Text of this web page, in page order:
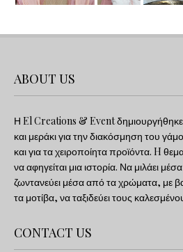
ABOUT US
Η El Creations & Event
και μεράκι για την διακόσμηση του
και για τα χειροποίητα προϊόντα. H
να αφηγείται μια ιστορία. Να μιλάει
ζωντανεύει μέσα από τα χρώματα, με
τα μοτίβα, να ταξιδεύει τους
CONTACT US